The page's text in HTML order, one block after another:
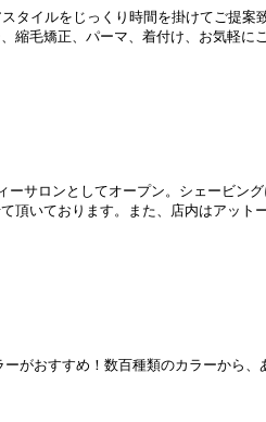
タイルをじっくり時間を掛けてご提案
縮毛矯正、パーマ、着付け、お気軽に
サロンとしてオープン。シェービン
頂いております。また、店内はアット
がおすすめ！数百種類のカラーから、